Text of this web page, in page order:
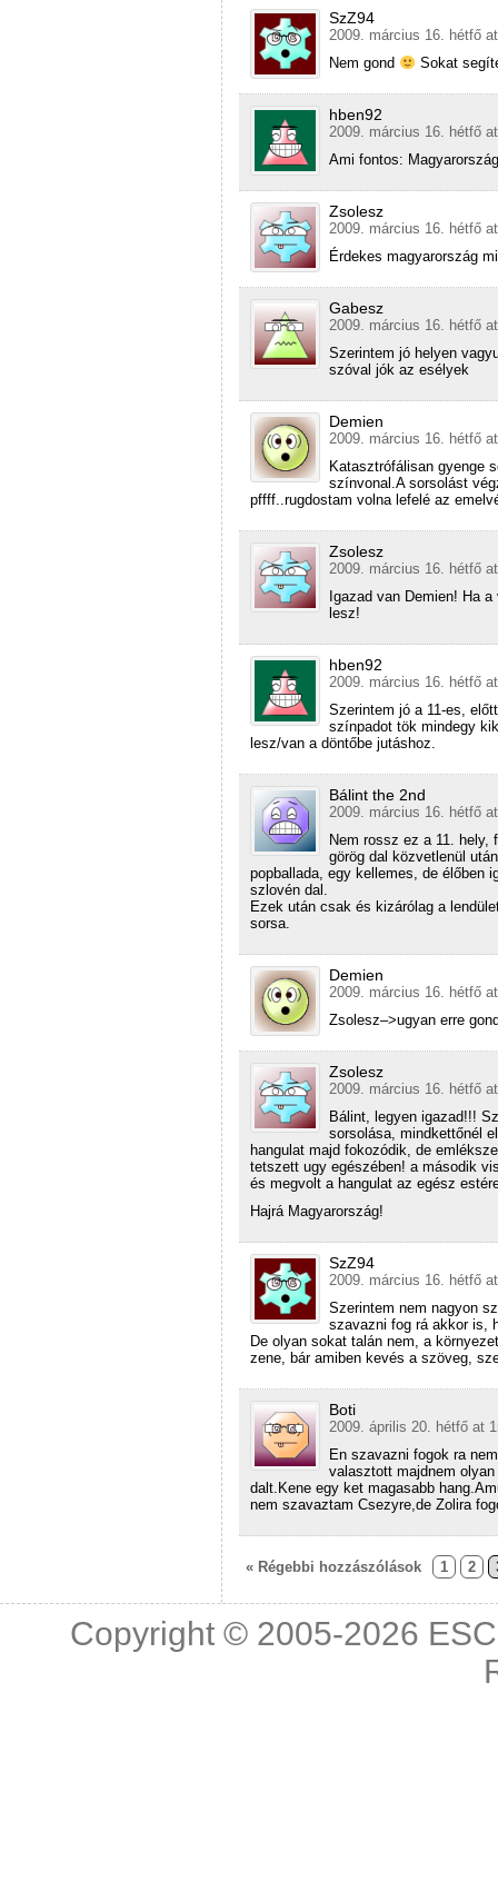
SzZ94
2009. március 16. hétfő
Nem gond
Sokat
hben92
2009. március 16. hétfő
Ami fontos:
Zsolesz
2009. március 16. hétfő
Érdekes magyarország
Gabesz
2009. március 16. hétfő
Szerintem jó helyen
szóval jók az esélyek
Demien
2009. március 16. hétfő
Katasztrófálisan gyenge
színvonal.A sorsolást
pffff..rugdostam volna lefelé az
Zsolesz
2009. március 16. hétfő
Igazad van Demien! Ha
lesz!
hben92
2009. március 16. hétfő
Szerintem jó a 11-es,
színpadot tök mindegy
lesz/van a döntőbe jutáshoz.
Bálint the 2nd
2009. március 16. hétfő
Nem rossz ez a 11. hely,
görög dal közvetlenül
popballada, egy kellemes, de élőben
szlovén dal.
Ezek után csak és kizárólag a
sorsa.
Demien
2009. március 16. hétfő
Zsolesz–>ugyan erre
Zsolesz
2009. március 16. hétfő
Bálint, legyen igazad!!!
sorsolása, mindkettőnél
hangulat majd fokozódik, de
tetszett ugy egészében! a második
és megvolt a hangulat az egész
Hajrá Magyarország!
SzZ94
2009. március 16. hétfő
Szerintem nem nagyon
szavazni fog rá akkor is,
De olyan sokat talán nem, a
zene, bár amiben kevés a szöveg,
Boti
2009. április 20. hétfő at
En szavazni fogok ra
valasztott majdnem
dalt.Kene egy ket magasabb
nem szavaztam Csezyre,de Zolira
« Régebbi hozzászólások 1 2
Copyright © 2005-2026